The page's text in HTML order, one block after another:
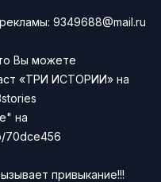
9349688@mail.ru
Вы можете
«ТРИ ИСТОРИИ» на
на
70dce456
привыкание!!!